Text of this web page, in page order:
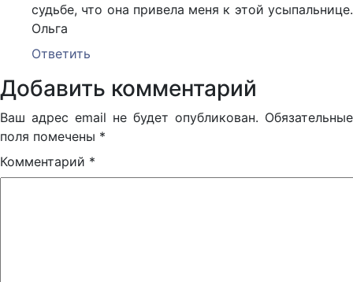
судьбе, что она привела меня к этой усыпальнице.
Ольга
Ответить
Добавить комментарий
Ваш адрес email не будет опубликован. Обязательные
поля помечены *
Комментарий *